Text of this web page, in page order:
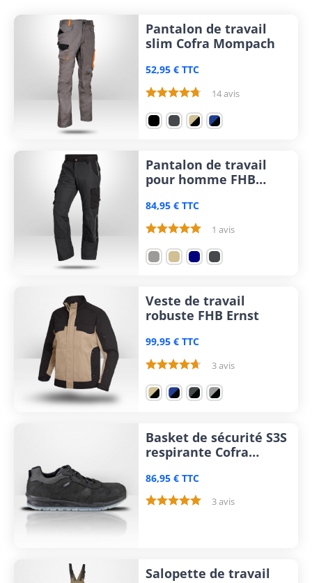
Pantalon de travail
slim Cofra Mompach
52,95 € TTC
14 avis
Pantalon de travail
pour homme FHB
84,95 € TTC
1 avis
Veste de travail
robuste FHB Ernst
99,95 € TTC
3 avis
Basket de sécurité S3S
respirante Cofra
86,95 € TTC
3 avis
Salopette de travail